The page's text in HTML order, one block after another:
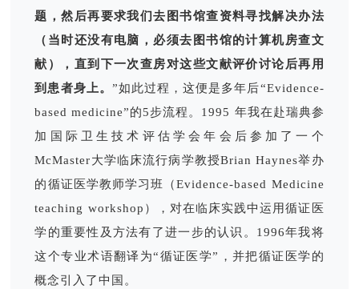
题，然后再要求我们去图书馆查资料寻找解决办法
（当时还没有电脑，必须去图书馆的计算机房查文
献），直到下一次查房对这些文献评价讨论后再用
到患者身上。 ”如此过程，这便是多年后“Evidence-
based medicine”的5步流程。1995 年我在赴瑞典参
加国际卫生技术评估学会年会后参加了一个
McMaster大学临床流行病学教授Brian Haynes举办
的循证医学教师学习班（Evidence-based Medicine
teaching workshop），对在临床实践中运用循证医
学的重要性及方法有了进一步的认识。1996年我将
这个专业术语翻译为“循证医学”，并把循证医学的
概念引入了中国。